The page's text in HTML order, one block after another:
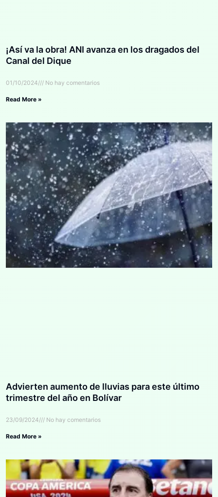
¡Así va la obra! ANI avanza en los dragados del
Canal del Dique
01/10/2024 No hay comentarios
Read More »
Advierten aumento de lluvias para este último
trimestre del año en Bolívar
23/09/2024 No hay comentarios
Read More »